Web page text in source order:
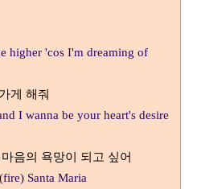
higher 'cos I'm dreaming of
게 해줘
I wanna be your heart's desire
마음의 욕망이 되고 싶어
Santa Maria